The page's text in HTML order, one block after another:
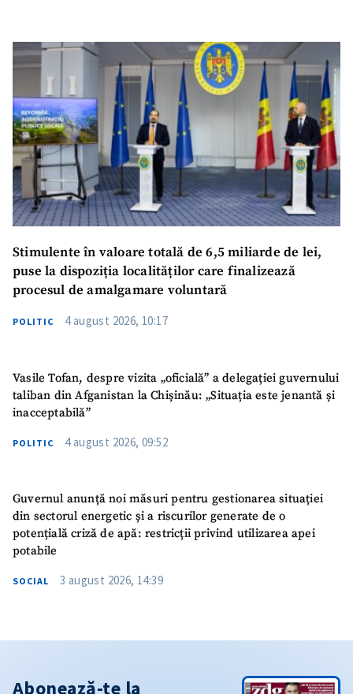
Stimulente în valoare totală de 6,5 miliarde de lei,
puse la dispoziția localităților care finalizează
procesul de amalgamare voluntară
POLITIC 4 august 2026, 10:17
Vasile Tofan, despre vizita „oficială” a delegației guvernului
taliban din Afganistan la Chișinău: „Situația este jenantă și
inacceptabilă”
POLITIC 4 august 2026, 09:52
Guvernul anunță noi măsuri pentru gestionarea situației
din sectorul energetic și a riscurilor generate de o
potențială criză de apă: restricții privind utilizarea apei
potabile
SOCIAL 3 august 2026, 14:39
Abonează-te la